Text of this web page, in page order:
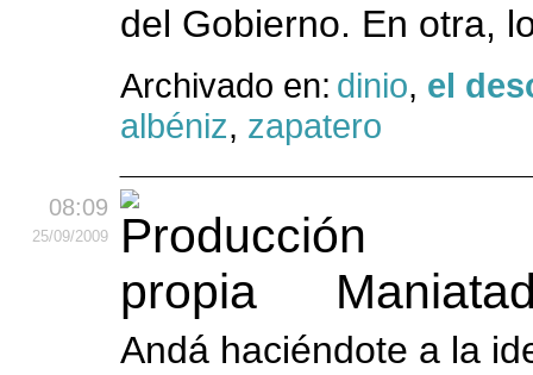
del Gobierno. En otra,
Archivado en: dinio, el
albéniz, zapatero
08:09
25/09/2009
Andá haciéndote a la